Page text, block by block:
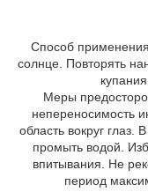
Способ
солнце. Повторять
Меры
непереносимость
область вокруг глаз.
промыть водой.
впитывания. Не
период